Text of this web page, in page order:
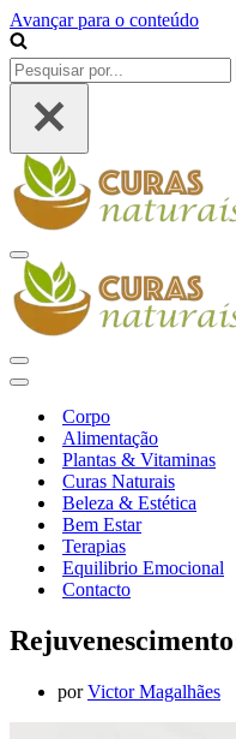
Avançar para o conteúdo
Pesquisar
por...
Menu
de
navegação
Menu
de
Menu
navegação
Corpo
Alimentação
Plantas & Vitaminas
Curas Naturais
Beleza & Estética
Bem Estar
Terapias
Equilibrio Emocional
Contacto
porVictor Magalhães